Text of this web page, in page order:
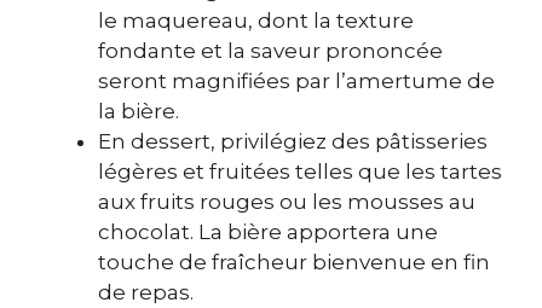
le maquereau, dont la texture
fondante et la saveur prononcée
seront magnifiées par l’amertume de
la bière.
En dessert, privilégiez des pâtisseries
légères et fruitées telles que les tartes
aux fruits rouges ou les mousses au
chocolat. La bière apportera une
touche de fraîcheur bienvenue en fin
de repas.